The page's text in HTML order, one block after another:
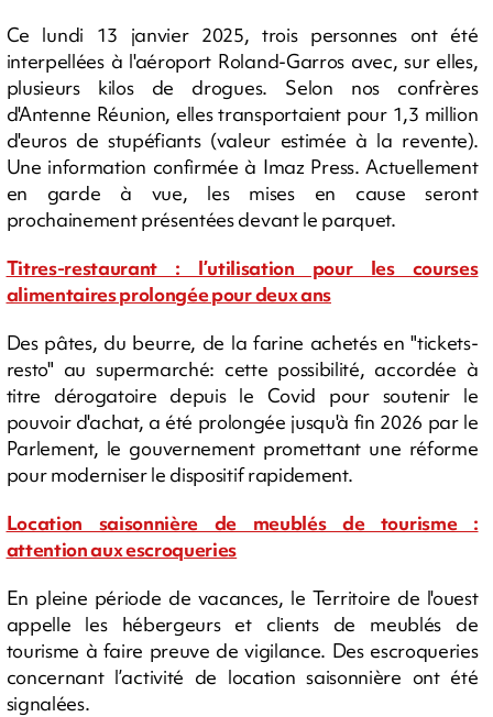
Ce lundi 13 janvier 2025, trois personnes ont été
interpellées à l'aéroport Roland-Garros avec, sur elles,
plusieurs kilos de drogues. Selon nos confrères
d'Antenne Réunion, elles transportaient pour 1,3 million
d'euros de stupéfiants (valeur estimée à la revente).
Une information confirmée à Imaz Press. Actuellement
en garde à vue, les mises en cause seront
prochainement présentées devant le parquet.
Titres-restaurant : l’utilisation pour les courses
alimentaires prolongée pour deux ans
Des pâtes, du beurre, de la farine achetés en "tickets-
resto" au supermarché: cette possibilité, accordée à
titre dérogatoire depuis le Covid pour soutenir le
pouvoir d'achat, a été prolongée jusqu'à fin 2026 par le
Parlement, le gouvernement promettant une réforme
pour moderniser le dispositif rapidement.
Location saisonnière de meublés de tourisme :
attention aux escroqueries
En pleine période de vacances, le Territoire de l'ouest
appelle les hébergeurs et clients de meublés de
tourisme à faire preuve de vigilance. Des escroqueries
concernant l’activité de location saisonnière ont été
signalées.